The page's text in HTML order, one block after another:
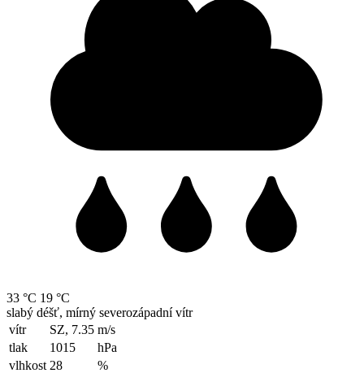
33 °C 19 °C
slabý déšť, mírný severozápadní vítr
vítr
SZ, 7.35 m/s
tlak
1015
hPa
vlhkost 28
%